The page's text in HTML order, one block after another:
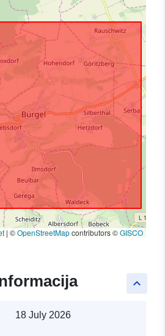
| ©OpenStreetMapcontributors ©GISCO
keyboard_arrow_up
18 July 2026